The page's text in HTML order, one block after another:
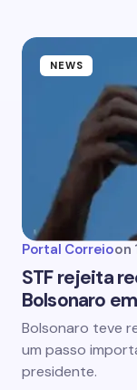
NEWS
Portal Correioon
STF rejeita
Bolsonaro
Bolsonaro teve
um passo
presidente.